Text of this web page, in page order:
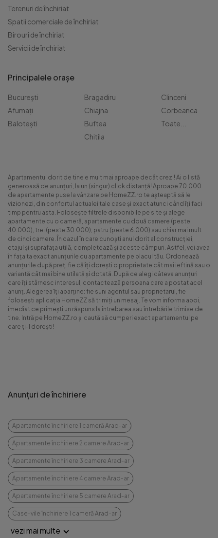
Terenuri de închiriat
Spatii comerciale de închiriat
Birouri de închiriat
Servicii de închiriat
Principalele orașe
București
Afumați
Balotești
Bragadiru
Chiajna
Buftea
Chitila
Clinceni
Corbeanca
Toate...
Apartamentul dorit de tine e mult mai aproape decât crezi! Ai o listă
generoasă de anunțuri, la un (singur) click distanță! Aproape 70.000
de apartamente puse la vânzare pe HomeZZ.ro te așteaptă să le
vizionezi, din confortul actualei tale case și exact atunci când îți faci
timp pentru asta. Folosește filtrele disponibile pe site și alege
apartamente cu o cameră, apartamente cu două camere (peste
40.000), trei (peste 30.000), patru (peste 6.000) sau chiar mai mult
de cinci camere. În cazul în care cunoști anul dorit al construcției,
etajul și suprafața utilă, completează și aceste câmpuri. Astfel, vei avea
în fața ta exact anunțurile cu apartamente pe placul tău. Ordonează
anunțurile după preț, fie că îți dorești o proprietate cât mai ieftină sau o
variantă cât mai bine utilată și dotată. După ce alegi câteva anunțuri
care îți stârnesc interesul, contactează persoana care a postat acel
anunț. Alegerea îți aparține: fie suni agentul sau proprietarul, fie
folosești aplicația HomeZZ să trimiți un mesaj. Te vom informa apoi,
imediat ce primești un răspuns la întrebarea sau întrebările trimise de
tine. Intră pe HomeZZ.ro și caută să cumperi exact apartamentul pe
care ți-l dorești!
Anunțuri de închiriere
Apartamente închiriere 1 cameră Arad-ar
Apartamente închiriere 2 camere Arad-ar
Apartamente închiriere 3 camere Arad-ar
Apartamente închiriere 4 camere Arad-ar
Apartamente închiriere 5 camere Arad-ar
Case-vile închiriere 1 cameră Arad-ar
vezi mai multe